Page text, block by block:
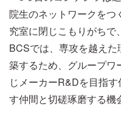
院生のネットワークをつ
究室に閉じこもりがちで
BCSでは、専攻を越え
築するため、グループワ
じメーカーR&Dを目指
す仲間と切磋琢磨する機